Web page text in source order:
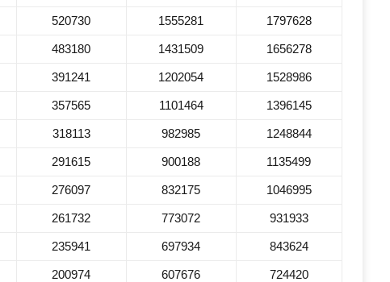
520730 1555281 1797628
483180 1431509 1656278
391241 1202054 1528986
357565 1101464 1396145
318113 982985 1248844
291615 900188 1135499
276097 832175 1046995
261732 773072 931933
235941 697934 843624
200974 607676 724420